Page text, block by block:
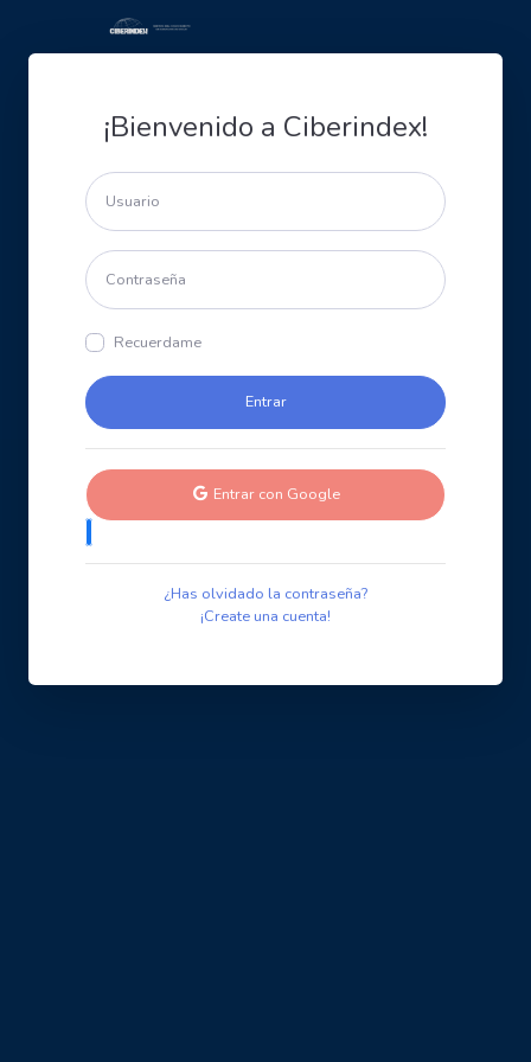
¡Bienvenido a Ciberindex!
Recuerdame
Entrar con Google
¿Has olvidado la contraseña?
¡Create una cuenta!